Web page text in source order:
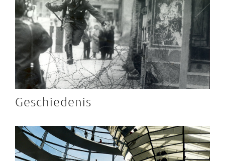
Geschiedenis